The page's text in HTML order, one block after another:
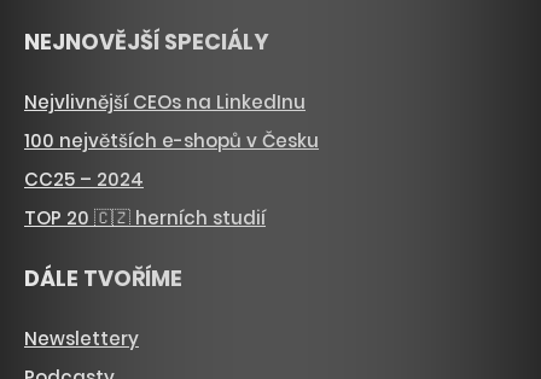
NEJNOVĚJŠÍ SPECIÁLY
Nejvlivnější CEOs na LinkedInu
100 největších e-shopů v Česku
CC25 – 2024
TOP 20 🇨🇿 herních studií
DÁLE TVOŘÍME
Newslettery